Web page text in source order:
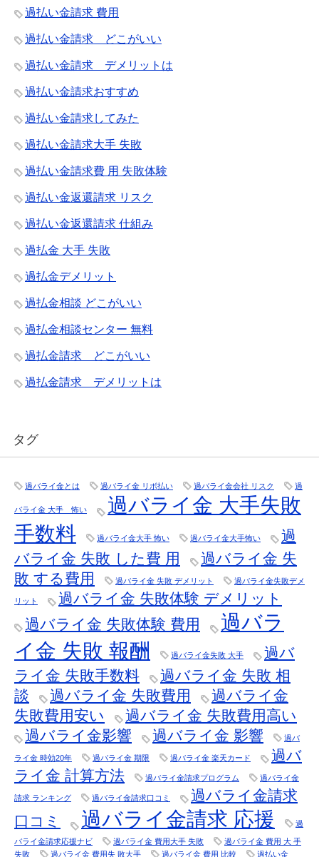
過払い金請求 費用
過払い金請求 どこがいい
過払い金請求 デメリットは
過払い金請求おすすめ
過払い金請求してみた
過払い金請求大手 失敗
過払い金請求費 用 失敗体験
過払い金返還請求 リスク
過払い金返還請求 仕組み
過払金 大手 失敗
過払金デメリット
過払金相談 どこがいい
過払金相談センター 無料
過払金請求 どこがいい
過払金請求 デメリットは
タグ
過バライ金とは 過バライ金 リボ払い 過バライ金会社 リスク 過
バライ金 大手 怖い
過バライ金 大手失敗
手数料
過バライ金大手 怖い 過バライ金大手怖い
過
バライ金 失敗 した費 用
過バライ金 失
敗 する費用
過バライ金 失敗 デメリット 過バライ金失敗デメ
リット
過バライ金 失敗体験 デメリット
過バライ金 失敗体験 費用
過バラ
イ金 失敗 報酬
過バライ金失敗 大手
過バ
ライ金 失敗手数料
過バライ金 失敗 相
談
過バライ金 失敗費用
過バライ金
失敗費用安い
過バライ金 失敗費用高い
過バライ金影響
過バライ金 影響 過バ
ライ金 時効20年 過バライ金 期限 過バライ金 楽天カード
過バ
ライ金 計算方法
過バライ金請求プログラム 過バライ金
請求 ランキング 過バライ金請求口コミ
過バライ金請求
口コミ
過バライ金請求 応援 過
バライ金請求応援ナビ 過バライ金 費用大手 失敗
過バライ金 費用 大 手
失敗
過バライ金 費用失 敗大手 過バライ金 費用 比較 過払い金